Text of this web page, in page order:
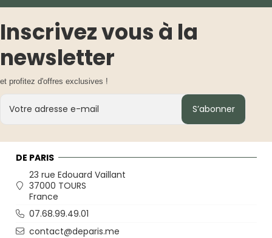
Inscrivez vous à la
newsletter
et profitez d'offres exclusives !
S’abonner
DE PARIS
23 rue Edouard Vaillant
37000 TOURS
France
07.68.99.49.01
contact@deparis.me